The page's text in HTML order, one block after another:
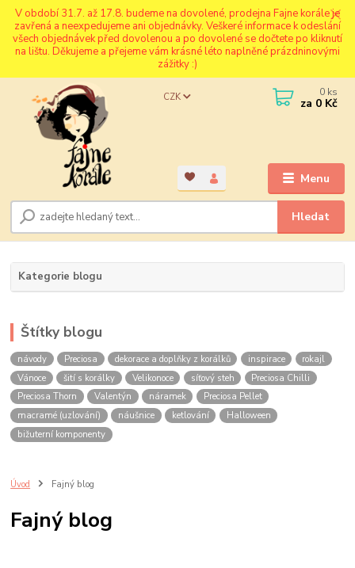
V období 31.7. až 17.8. budeme na dovolené, prodejna Fajne korále je
zavřená a neexpedujeme ani objednávky. Veškeré informace k odeslání
všech objednávek před dovolenou a po dovolené se dočtete po kliknutí
na lištu. Děkujeme a přejeme vám krásné léto naplněné prázdninovými
zážitky :)
Menu
CZK
Hledat
0 ks
za 0 Kč
Kategorie blogu
Štítky blogu
návody Preciosa dekorace a doplňky z korálků inspirace
rokajl
Vánoce
šití s korálky Velikonoce síťový steh
Preciosa Chilli
Preciosa Thorn
Valentýn náramek
Preciosa Pellet
macramé (uzlování)
náušnice ketlování
Halloween
bižuterní komponenty
Úvod Fajný blog
Fajný blog